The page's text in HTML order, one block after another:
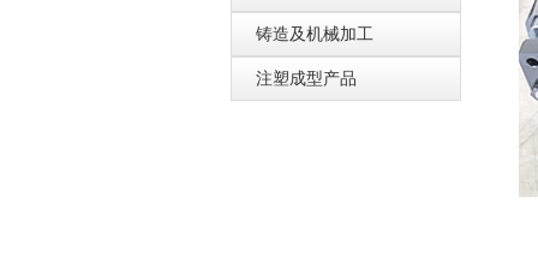
铸造及机械加工
注塑成型产品